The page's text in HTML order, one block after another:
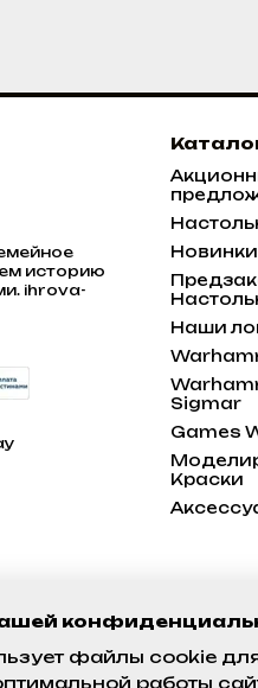
историю
ihrova-
Новинки
Наши
Sigmar
Games
Краски
файлы cookie
работы